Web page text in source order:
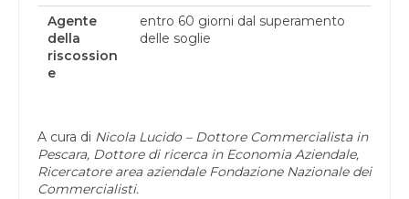
Agente
della
riscossion
e
entro 60 giorni dal superamento
delle soglie
A cura di Nicola Lucido – Dottore Commercialista in
Pescara, Dottore di ricerca in Economia Aziendale,
Ricercatore area aziendale Fondazione Nazionale dei
Commercialisti.